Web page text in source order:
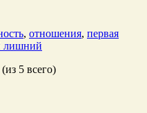
, отношения, первая
лишний
5 всего)